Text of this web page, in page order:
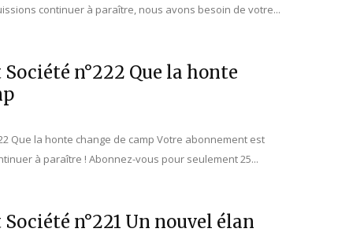
continuer à paraître, nous avons besoin de votre...
n°222 Que la honte
Que la honte change de camp Votre abonnement est
à paraître ! Abonnez-vous pour seulement 25...
n°221 Un nouvel élan